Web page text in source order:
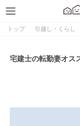
トップ 引越し・くらし
宅建士の転勤妻オス